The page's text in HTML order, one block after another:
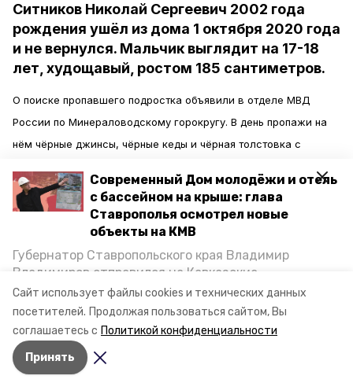
Сайт использует файлы cookies и технических данных
посетителей. Продолжая пользоваться сайтом, Вы
соглашаетесь с Политикой конфиденциальности
Принять
Современный Дом молодёжи и отель
с бассейном на крыше: глава
Ставрополья осмотрел новые
объекты на КМВ
Губернатор Ставропольского края Владимир
Владимиров отправился на Кавказские
Минеральные Воды, чтобы проинспектировать
строительство объектов в Кисловодске и
Минводах, а также выслушать предложения о
постройке новых точек притяжения для местных
жителей. Подробнее — в материале «Победы26».
Ситников Николай Сергеевич 2002 года
рождения ушёл из дома 1 октября 2020 года
и не вернулся. Мальчик выглядит на 17-18
лет, худощавый, ростом 185 сантиметров.
О поиске пропавшего подростка объявили в отделе МВД
России по Минераловодскому горокругу. В день пропажи на
нём чёрные джинсы, чёрные кеды и чёрная толстовка с
Всех, кто владеет информацией о возможном
местонахождении подростка, просят сообщить в полицию по
номерам 8 (87922) 5-72-22, 102 или 8-988-958-73-77.
Авторы: Мила Гень